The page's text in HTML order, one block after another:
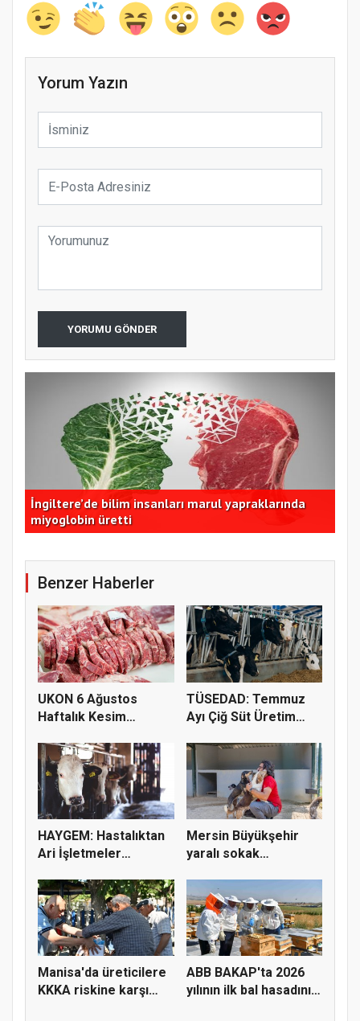
Yorum Yazın
YORUMU GÖNDER
İngiltere’de bilim insanları marul yapraklarında
miyoglobin üretti
Benzer Haberler
UKON 6 Ağustos
Haftalık Kesim
TÜSEDAD: Temmuz
Ayı Çiğ Süt Üretim
HAYGEM: Hastalıktan
Ari İşletmeler
Mersin Büyükşehir
yaralı sokak
Manisa'da üreticilere
KKKA riskine karşı
ABB BAKAP'ta 2026
yılının ilk bal hasadını